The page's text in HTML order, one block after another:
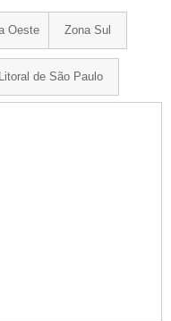
Oeste Zona Sul
Litoral de São Paulo